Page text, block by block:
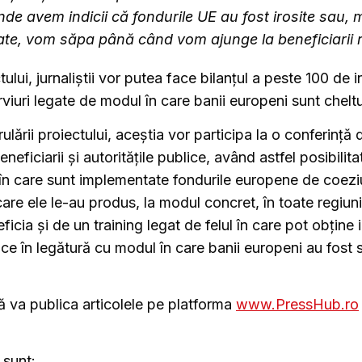
avem indicii că fondurile UE au fost irosite sau,
vom săpa până când vom ajunge la beneficiarii
jurnaliștii vor putea face bilanțul a peste 100 de
legate de modul în care banii europeni sunt
proiectului, aceștia vor participa la o conferință
și autoritățile publice, având astfel
care sunt implementate fondurile europene de
ele le-au produs, la modul concret, în toate
și de un training legat de felul în care pot obține
în legătură cu modul în care banii europeni au fost
va publica articolele pe platforma www.PressHub.ro